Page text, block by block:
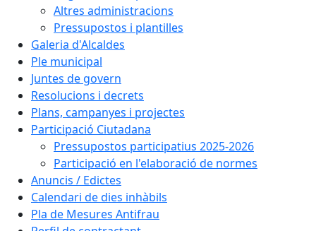
Altres administracions
Pressupostos i plantilles
Galeria d'Alcaldes
Ple municipal
Juntes de govern
Resolucions i decrets
Plans, campanyes i projectes
Participació Ciutadana
Pressupostos participatius 2025-2026
Participació en l'elaboració de normes
Anuncis / Edictes
Calendari de dies inhàbils
Pla de Mesures Antifrau